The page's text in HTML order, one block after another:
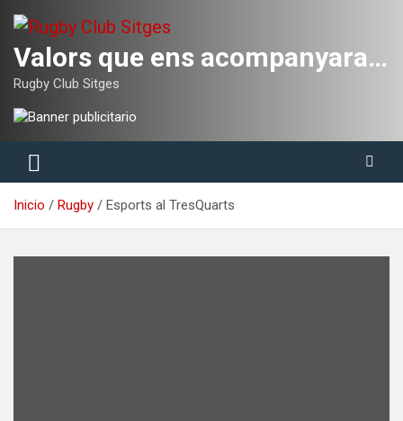
contenido
Valors que ens acompanyaran tota la vida
Rugby Club Sitges
Inicio Rugby Esports al TresQuarts